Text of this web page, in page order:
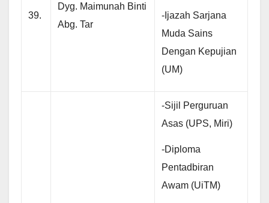
39.
Dyg. Maimunah Binti
Abg. Tar
-Ijazah Sarjana
Muda Sains
Dengan Kepujian
(UM)
-Sijil Perguruan
Asas (UPS, Miri)
-Diploma
Pentadbiran
Awam (UiTM)